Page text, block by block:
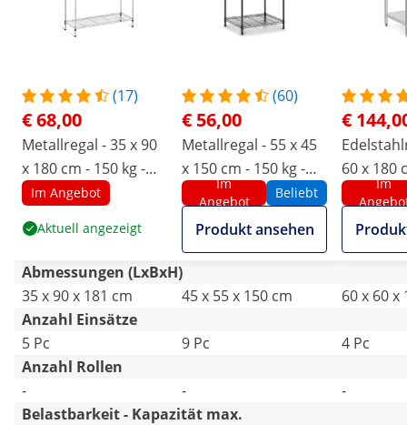
(17)
€ 68,00
Metallregal - 35 x 90
x 180 cm - 150 kg -
grau
Im Angebot
Aktuell angezeigt
(60)
€ 56,00
Metallregal - 55 x 45
x 150 cm - 150 kg -
schwarz
Im
Angebot
Beliebt
Produkt ansehen
€
60 x 180
Catering
Im
Abmessungen (LxBxH)
35 x 90 x 181 cm
45 x 55 x 150 cm
60 x 60 x
Anzahl Einsätze
5 Pc
9 Pc
4 Pc
Anzahl Rollen
-
-
-
Belastbarkeit - Kapazität max.